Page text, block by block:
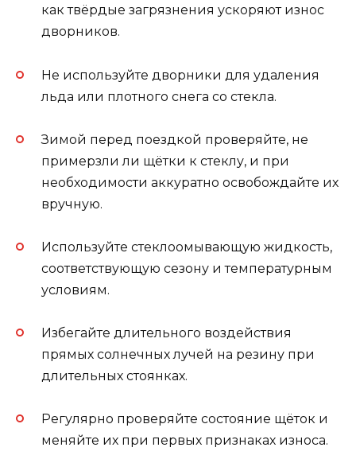
как твёрдые загрязнения ускоряют износ
дворников.
Не используйте дворники для удаления
льда или плотного снега со стекла.
Зимой перед поездкой проверяйте, не
примерзли ли щётки к стеклу, и при
необходимости аккуратно освобождайте их
вручную.
Используйте стеклоомывающую жидкость,
соответствующую сезону и температурным
условиям.
Избегайте длительного воздействия
прямых солнечных лучей на резину при
длительных стоянках.
Регулярно проверяйте состояние щёток и
меняйте их при первых признаках износа.